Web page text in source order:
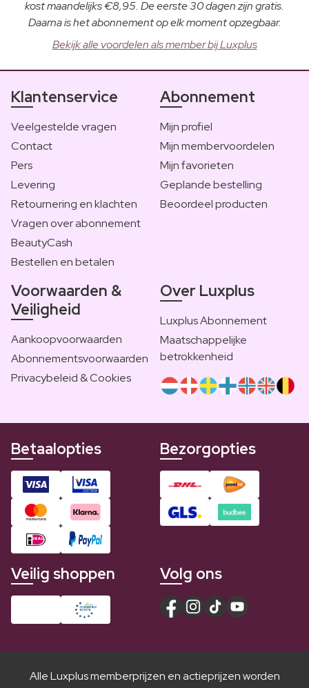
kost maandelijks €8,95. De eerste 30 dagen zijn gratis.
Daarna is het abonnement op elk moment opzegbaar.
Bekijk alle voordelen als member bij Luxplus
Klantenservice
Veelgestelde vragen
Contact
Pers
Levering
Retournering en klachten
Vragen over abonnement
BeautyCash
Bestellen en betalen
Abonnement
Mijn profiel
Mijn membervoordelen
Mijn favorieten
Geplande bestelling
Beoordeel producten
Voorwaarden &
Veiligheid
Aankoopvoorwaarden
Abonnementsvoorwaarden
Privacybeleid & Cookies
Over Luxplus
Luxplus Abonnement
Maatschappelijke
betrokkenheid
Betaalopties Bezorgopties
Veilig shoppen Volg ons
Alle Luxplus memberprijzen en actieprijzen worden